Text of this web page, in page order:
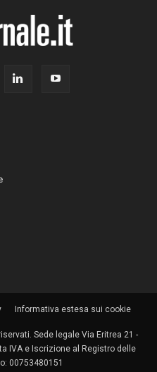
Informativa estesa sui cookie
Sede legale Via Eritrea 21 -
IVA e Iscrizione al Registro delle
00753480151